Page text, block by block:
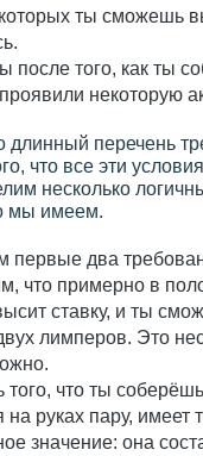
ты сможешь
после того, как ты
некоторую
длинный перечень
что все эти
несколько
мы имеем.
первые два
что примерно в
ставку, и ты
лимперов. Это
того, что ты
руках пару, имеет
значение: она